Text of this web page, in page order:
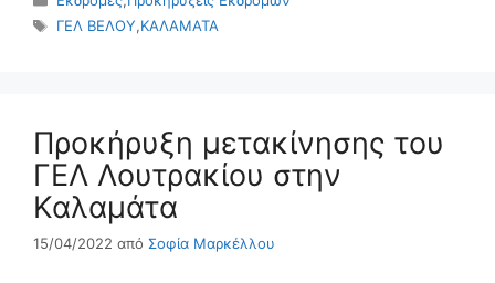
Ετικέτες
ΓΕΛ ΒΕΛΟΥ,ΚΑΛΑΜΑΤΑ
Προκήρυξη μετακίνησης του
ΓΕΛ Λουτρακίου στην
Καλαμάτα
15/04/2022 από Σοφία Μαρκέλλου